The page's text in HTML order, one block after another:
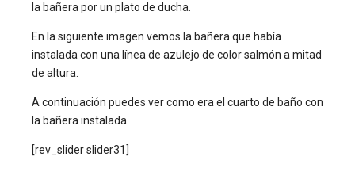
la bañera por un plato de ducha.
En la siguiente imagen vemos la bañera que había
instalada con una línea de azulejo de color salmón a mitad
de altura.
A continuación puedes ver como era el cuarto de baño con
la bañera instalada.
[rev_slider slider31]